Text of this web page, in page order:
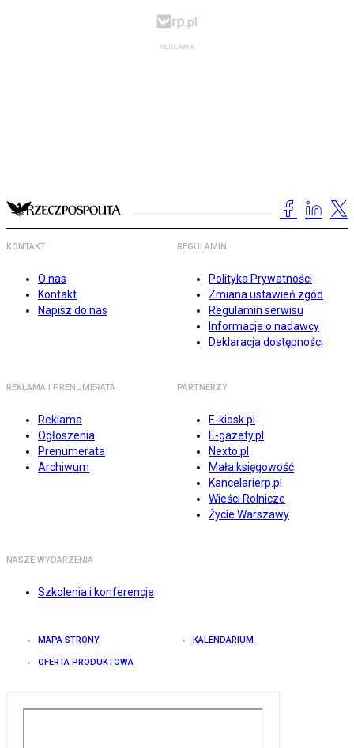
KONTAKT
O nas
Kontakt
Napisz do nas
REGULAMIN
Polityka Prywatności
Zmiana ustawień zgód
Regulamin serwisu
Informacje o nadawcy
Deklaracja dostępności
REKLAMA I PRENUMERATA
Reklama
Ogłoszenia
Prenumerata
Archiwum
PARTNERZY
E-kiosk.pl
E-gazety.pl
Nexto.pl
Mała księgowość
Kancelarierp.pl
Wieści Rolnicze
Życie Warszawy
NASZE WYDARZENIA
Szkolenia i konferencje
MAPA STRONY KALENDARIUM
OFERTA PRODUKTOWA